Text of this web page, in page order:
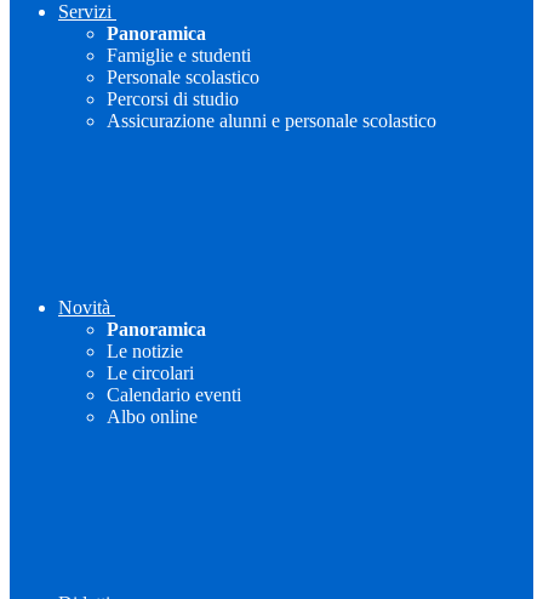
Servizi
Panoramica
Famiglie e studenti
Personale scolastico
Percorsi di studio
Assicurazione alunni e personale scolastico
Novità
Panoramica
Le notizie
Le circolari
Calendario eventi
Albo online